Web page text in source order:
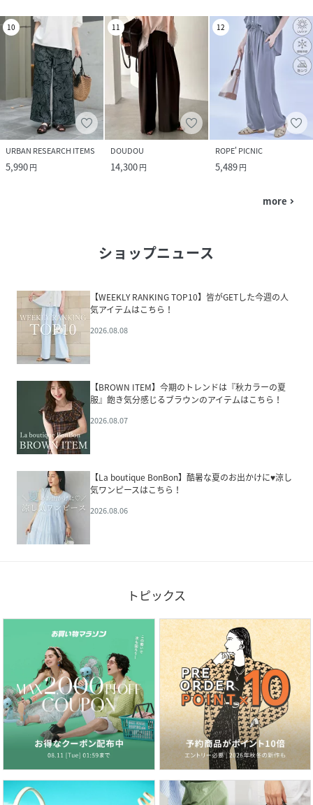
10
URBAN RESEARCH ITEMS
5,990円
11
DOUDOU
14,300円
12
ROPE' PICNIC
5,489円
more navigate_next
ショップニュース
【WEEKLY RANKING TOP10】皆がGETした今週の人
気アイテムはこちら！
2026.08.08
【BROWN ITEM】今期のトレンドは『秋カラーの夏
服』飽き気分感じるブラウンのアイテムはこちら！
2026.08.07
【La boutique BonBon】酷暑な夏のお出かけに♥涼し
気ワンピースはこちら！
2026.08.06
トピックス